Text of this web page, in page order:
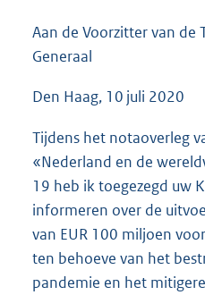
Aan de Voorzitter van de
Generaal
Den Haag, 10 juli 2020
Tijdens het notaoverleg
«Nederland en de
19 heb ik toegezegd uw
informeren over de
van EUR 100 miljoen
ten behoeve van het
pandemie en het